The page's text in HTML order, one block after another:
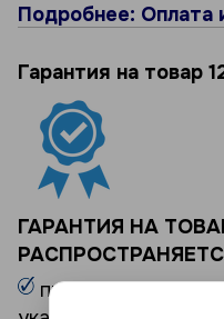
Подробнее: Оплата
Гарантия на товар
ГАРАНТИЯ НА
при не